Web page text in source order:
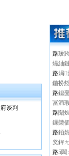
谈判
路瑗
熶紬
路涓
鍦扮
路鎴
冨満
路闈
鏁欒
路銆
奖鍏
路5閮